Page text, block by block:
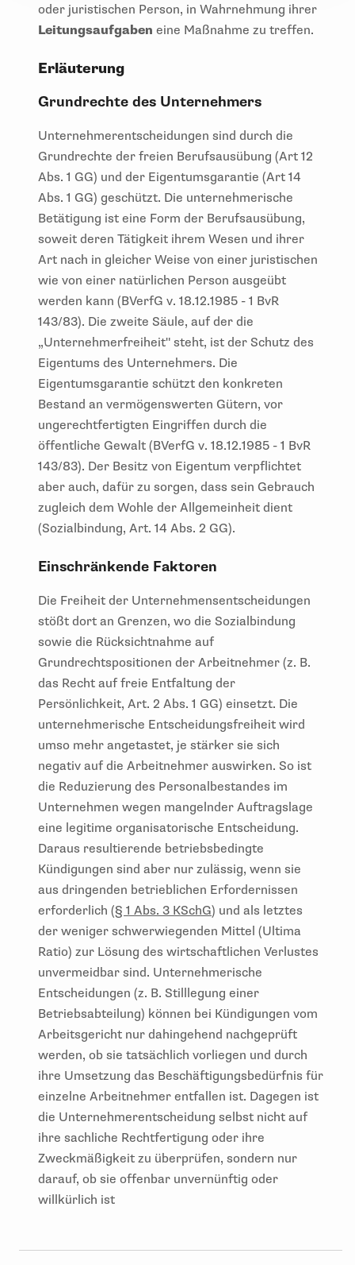
oder juristischen Person, in Wahrnehmung ihrer
Leitungsaufgaben eine Maßnahme zu treffen.
Erläuterung
Grundrechte des Unternehmers
Unternehmerentscheidungen sind durch die
Grundrechte der freien Berufsausübung (Art 12
Abs. 1 GG) und der Eigentumsgarantie (Art 14
Abs. 1 GG) geschützt. Die unternehmerische
Betätigung ist eine Form der Berufsausübung,
soweit deren Tätigkeit ihrem Wesen und ihrer
Art nach in gleicher Weise von einer juristischen
wie von einer natürlichen Person ausgeübt
werden kann (BVerfG v. 18.12.1985 - 1 BvR
143/83). Die zweite Säule, auf der die
„Unternehmerfreiheit" steht, ist der Schutz des
Eigentums des Unternehmers. Die
Eigentumsgarantie schützt den konkreten
Bestand an vermögenswerten Gütern, vor
ungerechtfertigten Eingriffen durch die
öffentliche Gewalt (BVerfG v. 18.12.1985 - 1 BvR
143/83). Der Besitz von Eigentum verpflichtet
aber auch, dafür zu sorgen, dass sein Gebrauch
zugleich dem Wohle der Allgemeinheit dient
(Sozialbindung, Art. 14 Abs. 2 GG).
Einschränkende Faktoren
Die Freiheit der Unternehmensentscheidungen
stößt dort an Grenzen, wo die Sozialbindung
sowie die Rücksichtnahme auf
Grundrechtspositionen der Arbeitnehmer (z. B.
das Recht auf freie Entfaltung der
Persönlichkeit, Art. 2 Abs. 1 GG) einsetzt. Die
unternehmerische Entscheidungsfreiheit wird
umso mehr angetastet, je stärker sie sich
negativ auf die Arbeitnehmer auswirken. So ist
die Reduzierung des Personalbestandes im
Unternehmen wegen mangelnder Auftragslage
eine legitime organisatorische Entscheidung.
Daraus resultierende betriebsbedingte
Kündigungen sind aber nur zulässig, wenn sie
aus dringenden betrieblichen Erfordernissen
erforderlich (§ 1 Abs. 3 KSchG) und als letztes
der weniger schwerwiegenden Mittel (Ultima
Ratio) zur Lösung des wirtschaftlichen Verlustes
unvermeidbar sind. Unternehmerische
Entscheidungen (z. B. Stilllegung einer
Betriebsabteilung) können bei Kündigungen vom
Arbeitsgericht nur dahingehend nachgeprüft
werden, ob sie tatsächlich vorliegen und durch
ihre Umsetzung das Beschäftigungsbedürfnis für
einzelne Arbeitnehmer entfallen ist. Dagegen ist
die Unternehmerentscheidung selbst nicht auf
ihre sachliche Rechtfertigung oder ihre
Zweckmäßigkeit zu überprüfen, sondern nur
darauf, ob sie offenbar unvernünftig oder
willkürlich ist